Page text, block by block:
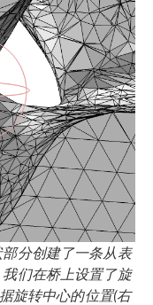
分创建了一条从表
们在桥上设置了旋
旋转中心的位置(右